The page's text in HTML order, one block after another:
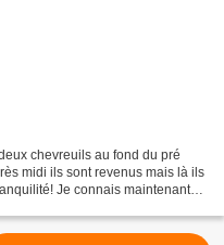
chevreuils au fond du pré
midi ils sont revenus mais là ils
Je connais maintenant